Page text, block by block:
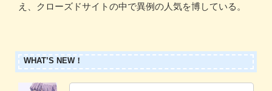
え、クローズドサイトの中で異例の人気を博している。
WHAT’S NEW！